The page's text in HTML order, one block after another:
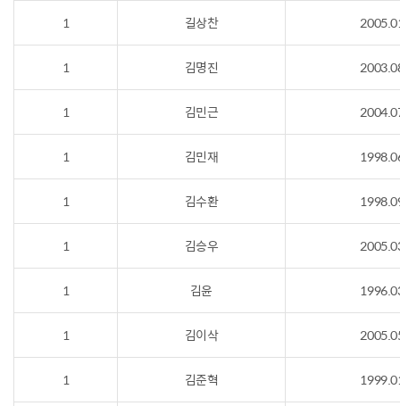
1 길상찬
1 김명진
1 김민근
1 김민재
1 김수환
1 김승우
1 김윤
1 김이삭
1 김준혁